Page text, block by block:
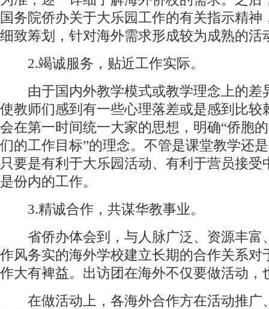
国务院侨办关于大乐园工作的有关指示精神
细致筹划，针对海外需求形成较为成熟的活
2.竭诚服务，贴近工作实际。
由于国内外教学模式或教学理念上的差
使教师们感到有一些心理落差或是感到比较
会在第一时间统一大家的思想，明确“侨胞
们的工作目标”的理念。不管是课堂教学还
只要是有利于大乐园活动、有利于营员接受
是份内的工作。
3.精诚合作，共谋华教事业。
省侨办体会到，与人脉广泛、资源丰富
作风务实的海外学校建立长期的合作关系对
作大有裨益。出访团在海外不仅要做活动，
在做活动上，各海外合作方在活动推广